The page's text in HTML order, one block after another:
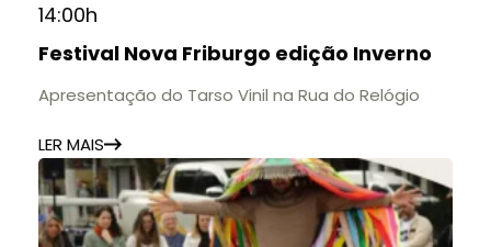
14:00h
Festival Nova Friburgo edição Inverno
Apresentação do Tarso Vinil na Rua do Relógio
LER MAIS